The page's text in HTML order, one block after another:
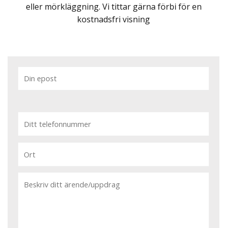
eller mörkläggning. Vi tittar gärna förbi för en
kostnadsfri visning